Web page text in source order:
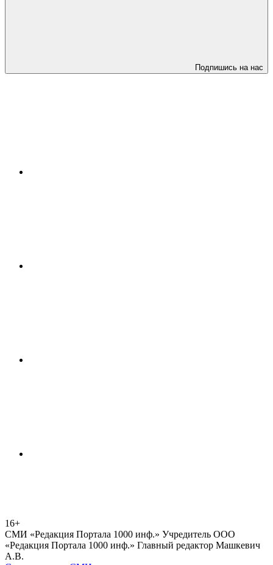
Подпишись на нас
16+
СМИ «Редакция Портала 1000 инф.» Учредитель ООО
«Редакция Портала 1000 инф.» Главный редактор Машкевич
А.В.